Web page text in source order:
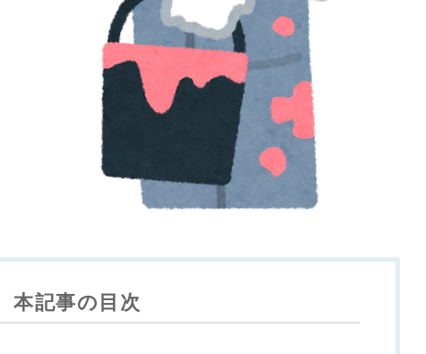
本記事の目次